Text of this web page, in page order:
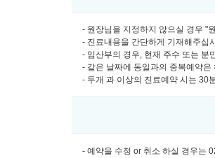
- 원장님을 지정하지 않으실 경우 "
- 진료내용을 간단하게 기재해주십
- 임산부의 경우, 현재 주수 또는 분
- 같은 날짜에 동일과의 중복예약은
- 두개 과 이상의 진료예약 시는 30
- 예약을 수정 or 취소 하실 경우는